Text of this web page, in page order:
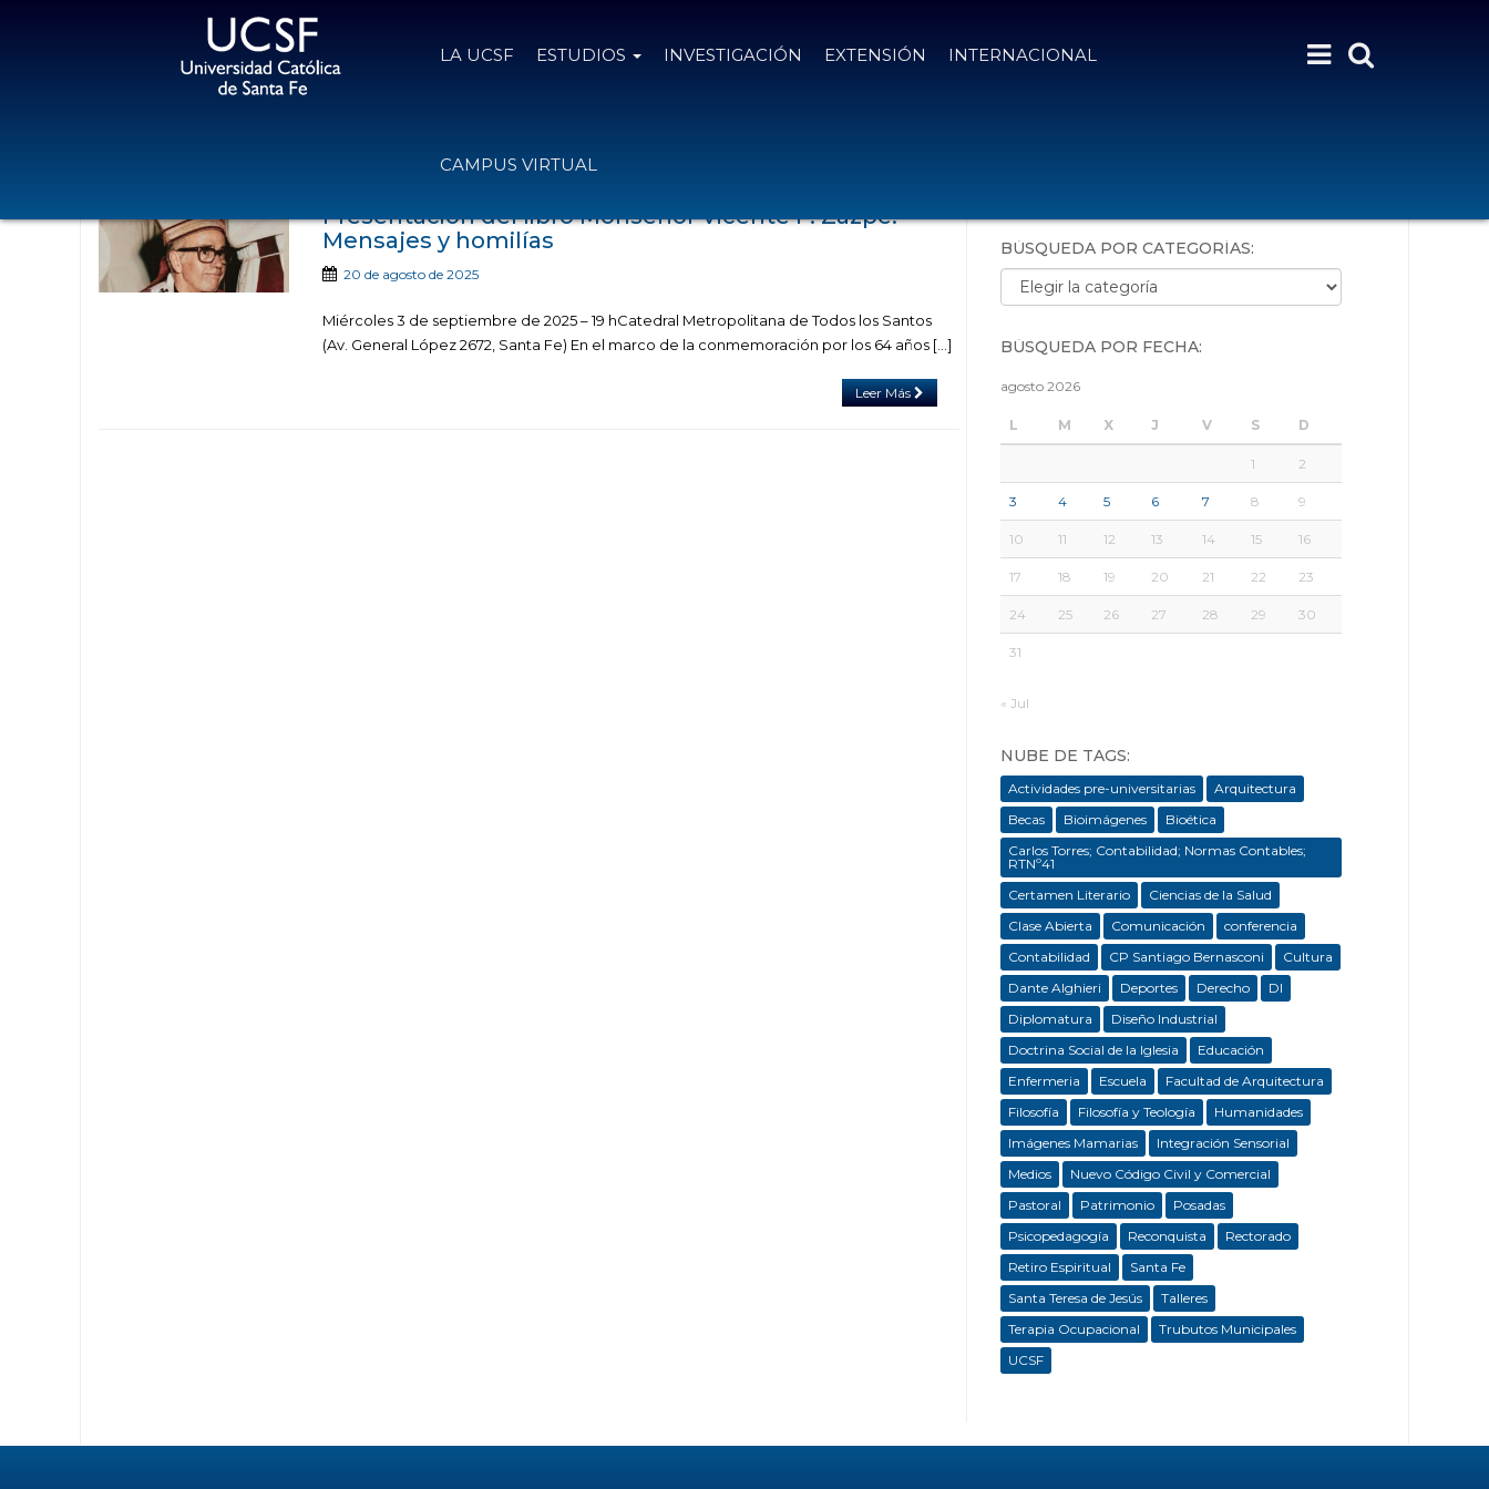
LA UCSF ESTUDIOS INVESTIGACIÓN EXTENSIÓN INTERNACIONAL
CAMPUS VIRTUAL
Presentación del libro Monseñor Vicente F. Zazpe:
Mensajes y homilías
20 de agosto de 2025
Miércoles 3 de septiembre de 2025 – 19 hCatedral Metropolitana de Todos los Santos
(Av. General López 2672, Santa Fe) En el marco de la conmemoración por los 64 años […]
Leer Más
BÚSQUEDA POR CATEGORÍAS:
Búsqueda por categorías:
BÚSQUEDA POR FECHA:
agosto 2026
L M X J V S D
1 2
3 4 5 6 7 8 9
10 11 12 13 14 15 16
17 18 19 20 21 22 23
24 25 26 27 28 29 30
31
« Jul
NUBE DE TAGS:
Actividades pre-universitarias
Arquitectura
Becas
Bioimágenes
Bioética
Carlos Torres; Contabilidad; Normas Contables;
RTNº41
Certamen Literario
Ciencias de la Salud
Clase Abierta
Comunicación
conferencia
Contabilidad
CP Santiago Bernasconi
Cultura
Dante Alghieri
Deportes Derecho
DI
Diplomatura
Diseño Industrial
Doctrina Social de la Iglesia
Educación
Enfermeria
Escuela
Facultad de Arquitectura
Filosofía
Filosofía y Teología
Humanidades
Imágenes Mamarias
Integración Sensorial
Medios
Nuevo Código Civil y Comercial
Pastoral
Patrimonio
Posadas
Psicopedagogía
Reconquista
Rectorado
Retiro Espiritual
Santa Fe
Santa Teresa de Jesús
Talleres
Terapia Ocupacional
Trubutos Municipales
UCSF